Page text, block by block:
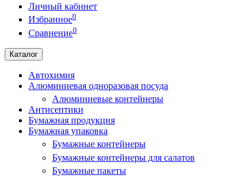
Личный кабинет
Избранное0
Сравнение0
Каталог
Автохимия
Алюминиевая одноразовая посуда
Алюминиевые контейнеры
Антисептики
Бумажная продукция
Бумажная упаковка
Бумажные контейнеры
Бумажные контейнеры для салатов
Бумажные пакеты